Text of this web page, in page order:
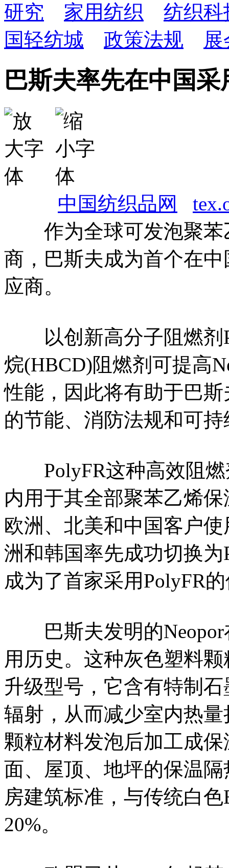
研究
家用纺织
纺织科
国轻纺城
政策法规
巴斯夫率先在中国
中国纺织品网
作为全球可发泡聚苯
商，巴斯夫成为首个在
应商。
以创新高分子阻燃剂
烷(HBCD)阻燃剂可提高
性能，因此将有助于巴
的节能、消防法规和可
PolyFR这种高效阻燃
内用于其全部聚苯乙烯
欧洲、北美和中国客户
洲和韩国率先成功切换
成为了首家采用PolyFR
巴斯夫发明的Neopor
用历史。这种灰色塑料
升级型号，它含有特制
辐射，从而减少室内热
颗粒材料发泡后加工成
面、屋顶、地坪的保温
房建筑标准，与传统白
20%。